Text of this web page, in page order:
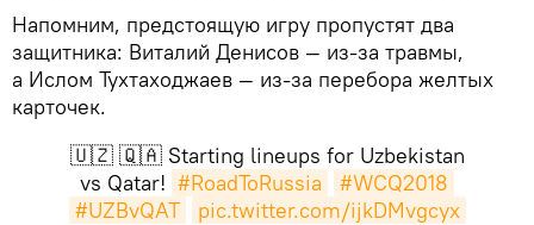
Напомним, предстоящую игру пропустят два
защитника: Виталий Денисов — из-за травмы,
а Ислом Тухтаходжаев — из-за перебора желтых
карточек.
🇺🇿 🇶🇦 Starting lineups for Uzbekistan
vs Qatar! #RoadToRussia
#WCQ2018
#UZBvQAT
pic.twitter.com/ijkDMvgcyx